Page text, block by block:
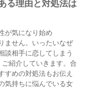
る理由と対処法は
が気になり始め
ません。いったいなぜ
談相手に恋してしまう
紹介していきます。合
すめの対処法もお伝え
気持ちに悩んでいる女